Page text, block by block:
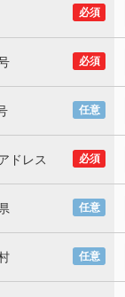
必須
必須
任意
必須
ドレス
任意
任意